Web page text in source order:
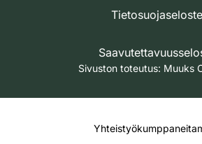
Tietosuojaseloste
Sivuston toteutus: Muuks